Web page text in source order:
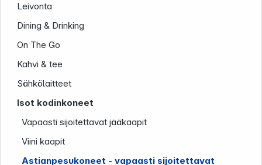
Leivonta
Dining & Drinking
On The Go
Kahvi & tee
Sähkölaitteet
Isot kodinkoneet
Vapaasti sijoitettavat jääkaapit
Viini kaapit
Astianpesukoneet - vapaasti sijoitettavat
Infoterminal
Uutiskirje